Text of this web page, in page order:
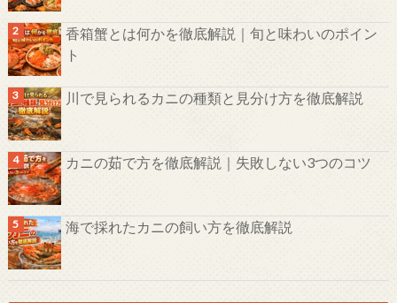
香箱蟹とは何かを徹底解説｜旬と味わいのポイン
ト
川で見られるカニの種類と見分け方を徹底解説
カニの茹で方を徹底解説｜失敗しない3つのコツ
海で採れたカニの飼い方を徹底解説